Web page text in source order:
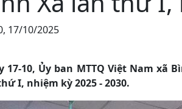
17/10/2025
17-10, Ủy ban MTTQ Việt Nam xã
I, nhiệm kỳ 2025 - 2030.